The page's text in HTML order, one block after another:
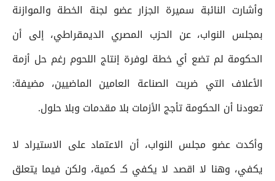
وأشارت النائبة سميرة الجزار عضو لجنة الخطة والموازنة
بمجلس النواب، عن الحزب المصري الديمقراطي، إلى أن
الحكومة لم تضع أي خطة لوفرة إنتاج اللحوم رغم حل أزمة
الأعلاف التي ضربت الصناعة العامين الماضيين، مضيفة:
تعودنا أن الحكومة تأجج الأزمات بلا مقدمات وبلا حلول.
وأكدت عضو مجلس النواب، أن الاعتماد على الاستيراد لا
يكفي، وهنا لا اقصد لا يكفي كـ كمية، ولكن فيما يتعلق